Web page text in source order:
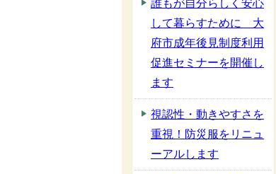
誰もが自分らしく安心
して暮らすために 大
府市成年後見制度利用
促進セミナーを開催し
ます
視認性・動きやすさを
重視！防災服をリニュ
ーアルします